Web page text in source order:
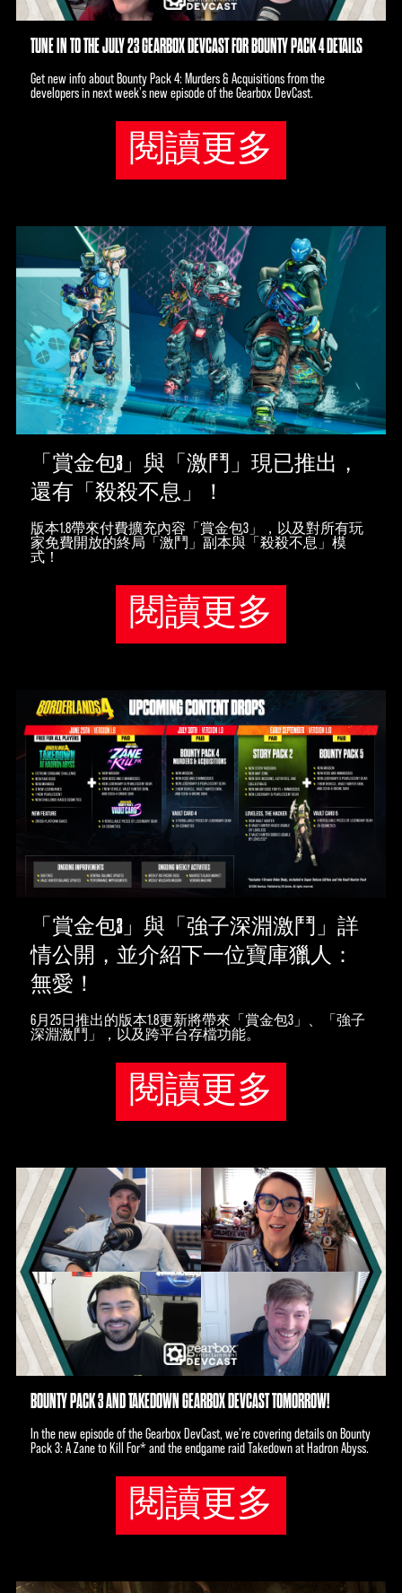
TUNE IN TO THE JULY 23 GEARBOX DEVCAST FOR BOUNTY PACK 4 DETAILS
Get new info about Bounty Pack 4: Murders & Acquisitions from the
developers in next week's new episode of the Gearbox DevCast.
閱讀更多
「賞金包3」與「激鬥」現已推出，
還有「殺殺不息」！
版本1.8帶來付費擴充內容「賞金包3」，以及對所有玩
家免費開放的終局「激鬥」副本與「殺殺不息」模
式！
閱讀更多
「賞金包3」與「強子深淵激鬥」詳
情公開，並介紹下一位寶庫獵人：
無愛！
6月25日推出的版本1.8更新將帶來「賞金包3」、「強子
深淵激鬥」，以及跨平台存檔功能。
閱讀更多
BOUNTY PACK 3 AND TAKEDOWN GEARBOX DEVCAST TOMORROW!
In the new episode of the Gearbox DevCast, we’re covering details on Bounty
Pack 3: A Zane to Kill For* and the endgame raid Takedown at Hadron Abyss.
閱讀更多